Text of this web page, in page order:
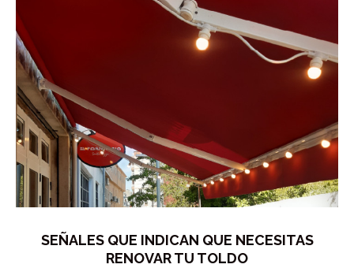
SEÑALES QUE INDICAN QUE NECESITAS
RENOVAR TU TOLDO